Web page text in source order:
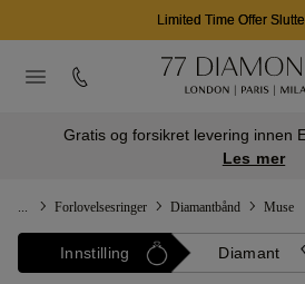
Limited Time Offer
Gratis og forsikret levering innen
Les mer
Forlovelsesringer Diamantbånd Muse
Innstilling Diamant